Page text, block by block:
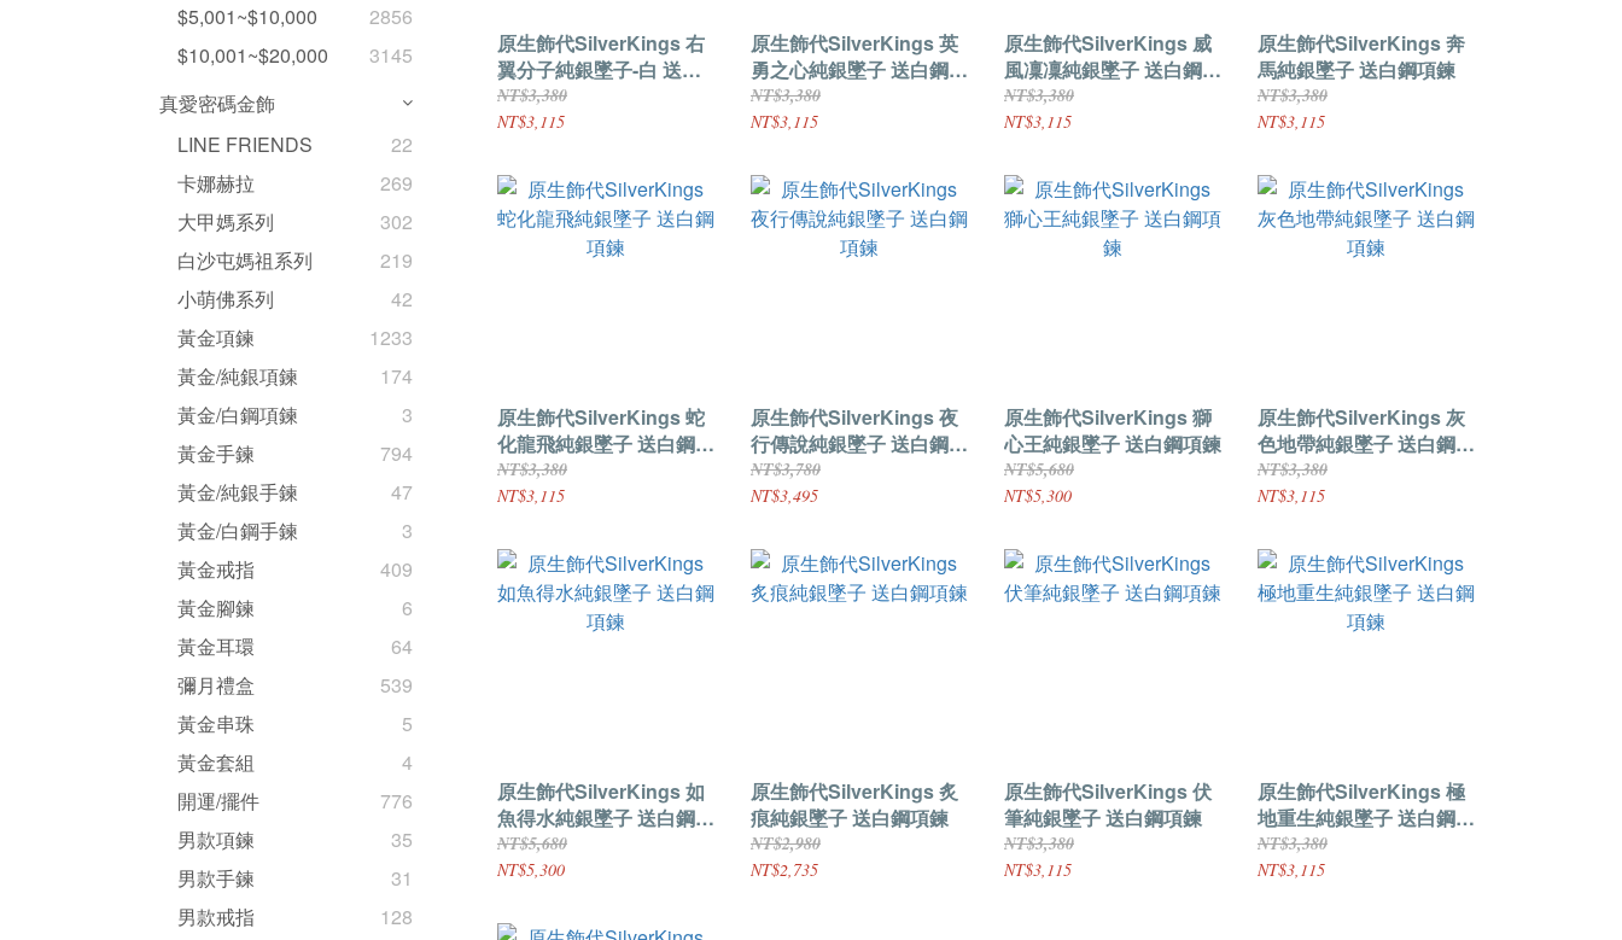
$5,001~$10,000
2856
$10,001~$20,000
3145
真愛密碼金飾
LINE FRIENDS
22
卡娜赫拉
269
大甲媽系列
302
白沙屯媽祖系列
219
小萌佛系列
42
黃金項鍊
1233
黃金/純銀項鍊
174
黃金/白鋼項鍊
3
黃金手鍊
794
黃金/純銀手鍊
47
黃金/白鋼手鍊
3
黃金戒指
409
黃金腳鍊
6
黃金耳環
64
彌月禮盒
539
黃金串珠
5
黃金套組
4
開運/擺件
776
男款項鍊
35
男款手鍊
31
男款戒指
128
原生飾代SilverKings 右
翼分子純銀墜子-白 送白
鋼項鍊
NT$3,380
NT$3,115
原生飾代SilverKings 英
勇之心純銀墜子 送白鋼項
鍊
NT$3,380
NT$3,115
原生飾代SilverKings 威
風凜凜純銀墜子 送白鋼項
鍊
NT$3,380
NT$3,115
原生飾代SilverKings 奔
馬純銀墜子 送白鋼項鍊
NT$3,380
NT$3,115
原生飾代SilverKings 蛇
化龍飛純銀墜子 送白鋼項
鍊
NT$3,380
NT$3,115
原生飾代SilverKings 夜
行傳說純銀墜子 送白鋼項
鍊
NT$3,780
NT$3,495
原生飾代SilverKings 獅
心王純銀墜子 送白鋼項鍊
NT$5,680
NT$5,300
原生飾代SilverKings 灰
色地帶純銀墜子 送白鋼項
鍊
NT$3,380
NT$3,115
原生飾代SilverKings 如
魚得水純銀墜子 送白鋼項
鍊
NT$5,680
NT$5,300
原生飾代SilverKings 炙
痕純銀墜子 送白鋼項鍊
NT$2,980
NT$2,735
原生飾代SilverKings 伏
筆純銀墜子 送白鋼項鍊
NT$3,380
NT$3,115
原生飾代SilverKings 極
地重生純銀墜子 送白鋼項
鍊
NT$3,380
NT$3,115